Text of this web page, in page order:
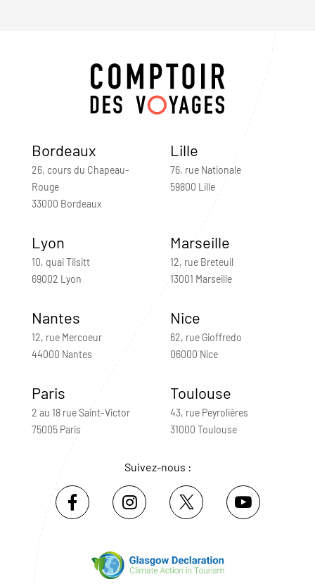
Bordeaux
26, cours du Chapeau-
Rouge
33000 Bordeaux
Lille
76, rue Nationale
59800 Lille
Lyon
10, quai Tilsitt
69002 Lyon
Marseille
12, rue Breteuil
13001 Marseille
Nantes
12, rue Mercoeur
44000 Nantes
Nice
62, rue Gioffredo
06000 Nice
Paris
2 au 18 rue Saint-Victor
75005 Paris
Toulouse
43, rue Peyrolières
31000 Toulouse
Suivez-nous :